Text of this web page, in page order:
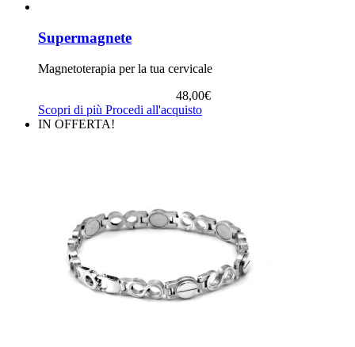
Supermagnete
Magnetoterapia per la tua cervicale
48,00€
Scopri di più Procedi all'acquisto
IN OFFERTA!